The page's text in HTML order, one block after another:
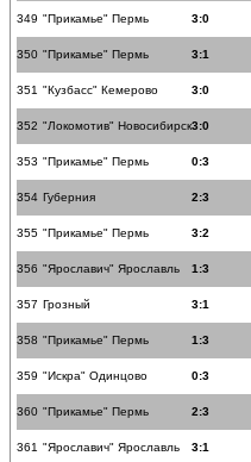
349 "Прикамье" Пермь 3:0
350 "Прикамье" Пермь 3:1
351 "Кузбасс" Кемерово 3:0
352 "Локомотив" Новосибирск3:0
353 "Прикамье" Пермь 0:3
354 Губерния 2:3
355 "Прикамье" Пермь 3:2
356 "Ярославич" Ярославль 1:3
357 Грозный 3:1
358 "Прикамье" Пермь 1:3
359 "Искра" Одинцово 0:3
360 "Прикамье" Пермь 2:3
361 "Ярославич" Ярославль 3:1